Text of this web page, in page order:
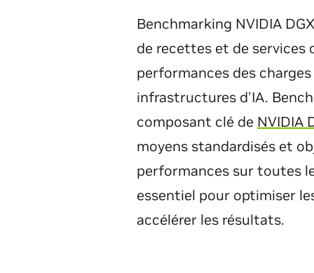
Benchmarking NVIDIA
de recettes et de services
performances des
infrastructures d'IA.
composant clé de NVIDIA
moyens standardisés et
performances sur toutes
essentiel pour optimiser
accélérer les résultats.